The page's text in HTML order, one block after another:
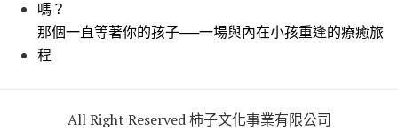
嗎？
那個一直等著你的孩子──一場與內在小孩重逢的療癒旅
程
All Right Reserved 柿子文化事業有限公司